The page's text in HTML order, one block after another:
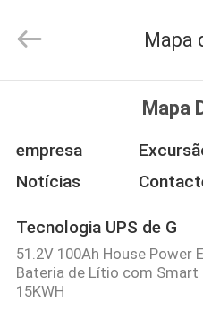
PRODUTOS
SOBRE
NÓS
POWER
GROUP.
Reserved.
Mapa
Mapa
empresa
Notícias
Tecnologia UPS de G
51.2V 100Ah House Power
Bateria de Lítio com Smart
15KWH